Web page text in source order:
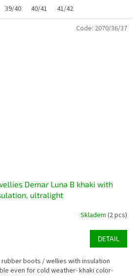
39/40 40/41 41/42
Demar Luna B khaki with
ultralight
Skladem (2 pcs)
DETAIL
rubber boots / wellies with insulation
even for cold weather- khaki color-
Code: 2070/36/37